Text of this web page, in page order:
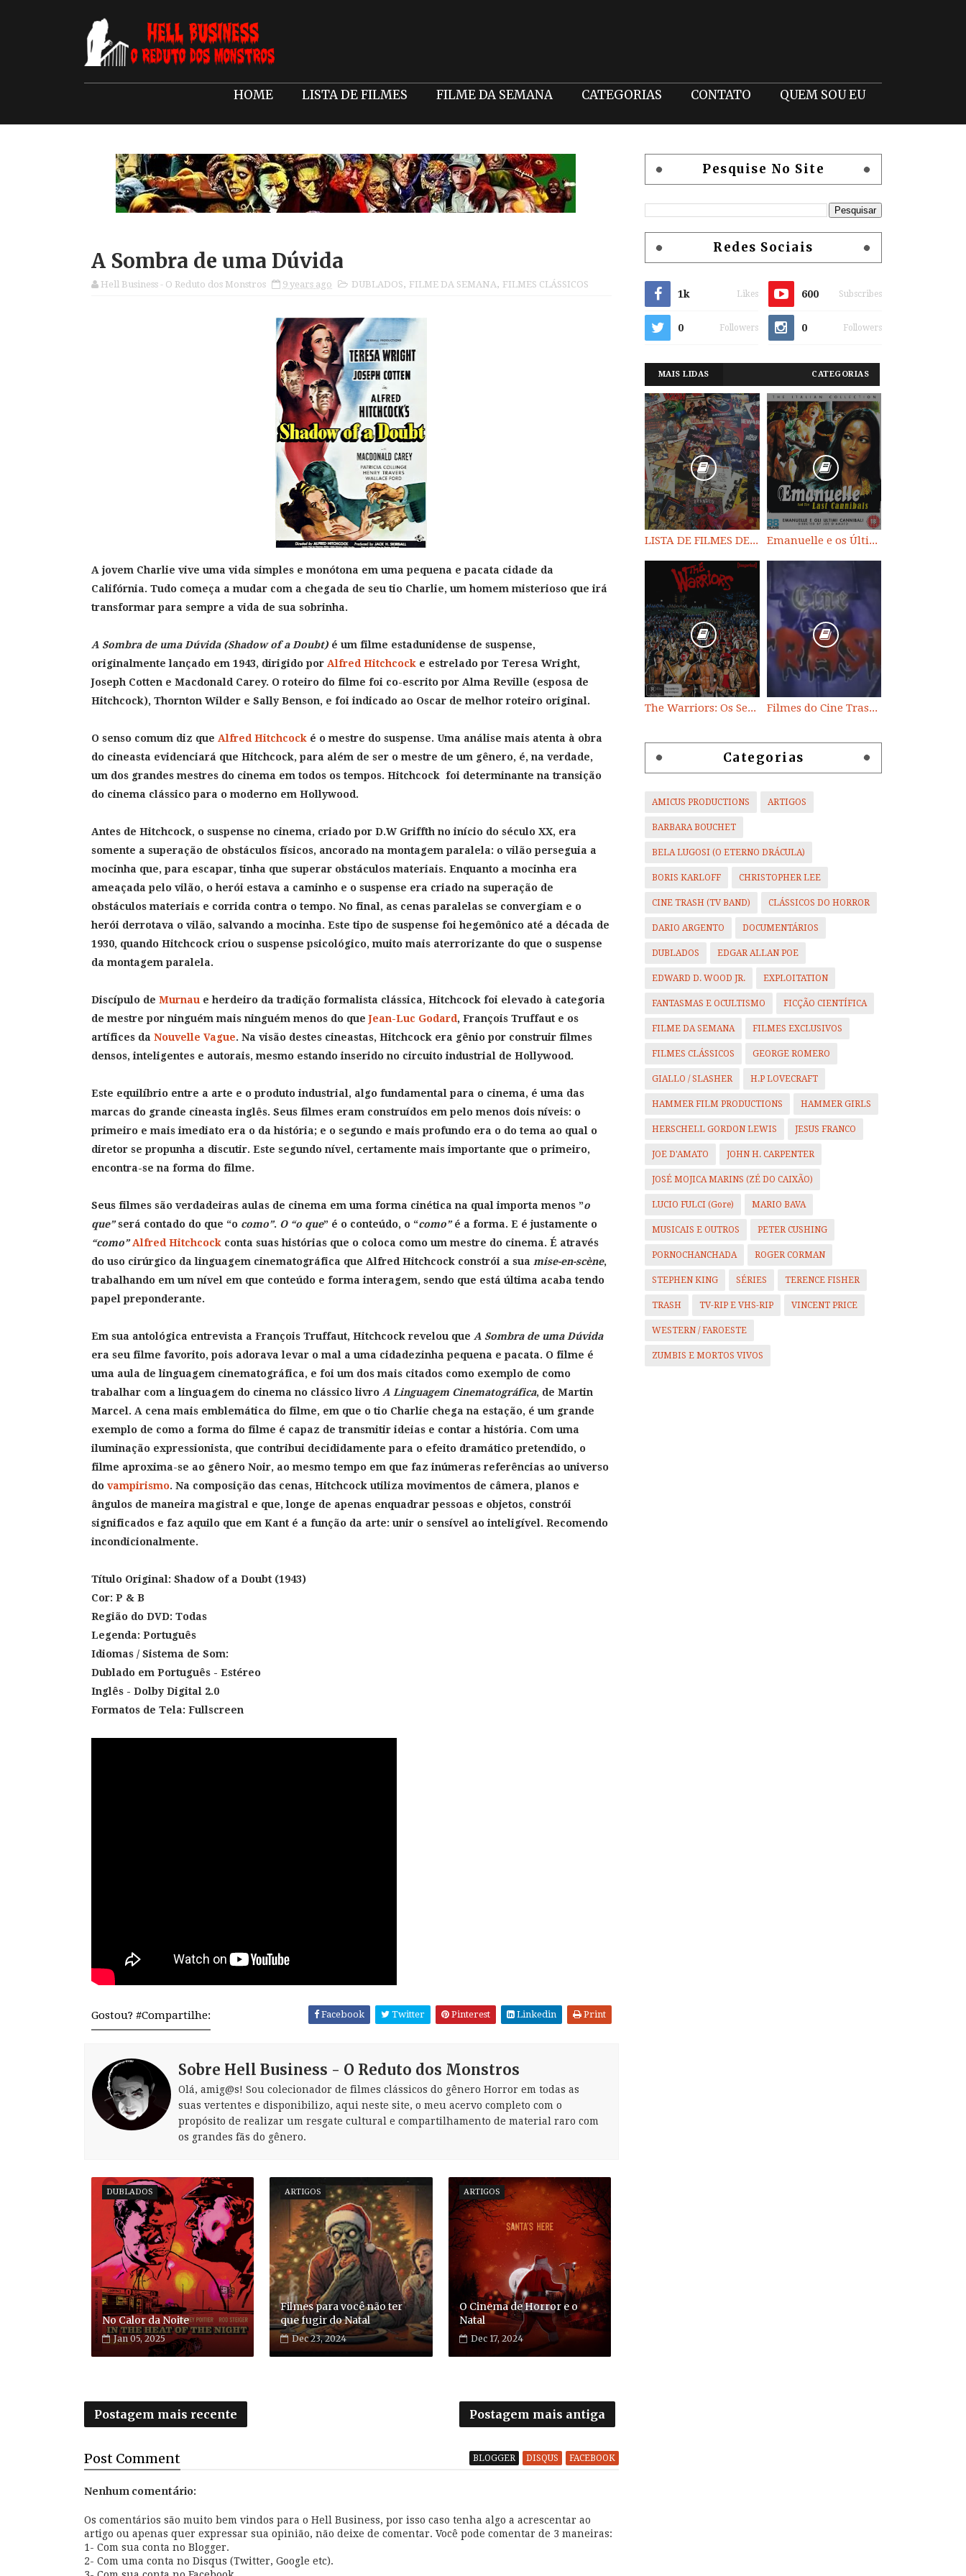
HOME LISTA DE FILMES FILME DA SEMANA CATEGORIAS CONTATO QUEM SOU EU
A Sombra de uma Dúvida
Hell Business - O Reduto dos Monstros 9 years ago DUBLADOS, FILME DA SEMANA, FILMES CLÁSSICOS
A jovem Charlie vive uma vida simples e monótona em uma pequena e pacata cidade da
Califórnia. Tudo começa a mudar com a chegada de seu tio Charlie, um homem misterioso que irá
transformar para sempre a vida de sua sobrinha.
A Sombra de uma Dúvida (Shadow of a Doubt)é um filme estadunidense de suspense,
originalmente lançado em 1943, dirigido por Alfred Hitchcock e estrelado por Teresa Wright,
Joseph Cotten e Macdonald Carey. O roteiro do filme foi co-escrito por Alma Reville (esposa de
Hitchcock), Thornton Wilder e Sally Benson, e foi indicado ao Oscar de melhor roteiro original.
O senso comum diz que Alfred Hitchcock é o mestre do suspense. Uma análise mais atenta à obra
do cineasta evidenciará que Hitchcock, para além de ser o mestre de um gênero, é, na verdade,
um dos grandes mestres do cinema em todos os tempos. Hitchcock foi determinante na transição
do cinema clássico para o moderno em Hollywood.
Antes de Hitchcock, o suspense no cinema, criado por D.W Griffth no início do século XX, era
somente a superação de obstáculos físicos, ancorado na montagem paralela: o vilão perseguia a
mocinha que, para escapar, tinha que superar obstáculos materiais. Enquanto a mocinha era
ameaçada pelo vilão, o herói estava a caminho e o suspense era criado na superação de
obstáculos materiais e corrida contra o tempo. No final, as cenas paralelas se convergiam e o
herói derrotava o vilão, salvando a mocinha. Este tipo de suspense foi hegemônico até a década de
1930, quando Hitchcock criou o suspense psicológico, muito mais aterrorizante do que o suspense
da montagem paralela.
Discípulo de Murnau e herdeiro da tradição formalista clássica, Hitchcock foi elevado à categoria
de mestre por ninguém mais ninguém menos do queJean-Luc Godard, François Truffaut e os
artífices da Nouvelle Vague. Na visão destes cineastas, Hitchcock era gênio por construir filmes
densos, inteligentes e autorais, mesmo estando inserido no circuito industrial de Hollywood.
Este equilíbrio entre a arte e o produto industrial, algo fundamental para o cinema, é uma das
marcas do grande cineasta inglês. Seus filmes eram construídos em pelo menos dois níveis: o
primeiro e mais imediato era o da história; e o segundo e mais profundo era o do tema ao qual o
diretor se propunha a discutir. Este segundo nível, certamente mais importante que o primeiro,
encontra-se na forma do filme.
Seus filmes são verdadeiras aulas de cinema em uma forma cinética na qual importa menos ”o
que”será contado do que “o como”. O “o que” é o conteúdo, o “como”é a forma. E é justamente o
“como” Alfred Hitchcock conta suas histórias que o coloca como um mestre do cinema. É através
do uso cirúrgico da linguagem cinematográfica que Alfred Hitchcock constrói a sua mise-en-scène,
trabalhando em um nível em que conteúdo e forma interagem, sendo que está última acaba tendo
papel preponderante.
Em sua antológica entrevista a François Truffaut, Hitchcock revelou que A Sombra de uma Dúvida
era seu filme favorito, pois adorava levar o mal a uma cidadezinha pequena e pacata. O filme é
uma aula de linguagem cinematográfica, e foi um dos mais citados como exemplo de como
trabalhar com a linguagem do cinema no clássico livro A Linguagem Cinematográfica, de Martin
Marcel. A cena mais emblemática do filme, em que o tio Charlie chega na estação, é um grande
exemplo de como a forma do filme é capaz de transmitir ideias e contar a história. Com uma
iluminação expressionista, que contribui decididamente para o efeito dramático pretendido, o
filme aproxima-se ao gênero Noir, ao mesmo tempo em que faz inúmeras referências ao universo
do vampirismo. Na composição das cenas, Hitchcock utiliza movimentos de câmera, planos e
ângulos de maneira magistral e que, longe de apenas enquadrar pessoas e objetos, constrói
significados e faz aquilo que em Kant é a função da arte: unir o sensível ao inteligível. Recomendo
incondicionalmente.
Título Original: Shadow of a Doubt (1943)
Cor: P & B
Região do DVD: Todas
Legenda: Português
Idiomas / Sistema de Som:
Dublado em Português - Estéreo
Inglês - Dolby Digital 2.0
Formatos de Tela: Fullscreen
Gostou? #Compartilhe: Facebook Twitter Pinterest Linkedin Print
Sobre Hell Business - O Reduto dos Monstros
Olá, amig@s! Sou colecionador de filmes clássicos do gênero Horror em todas as
suas vertentes e disponibilizo, aqui neste site, o meu acervo completo com o
propósito de realizar um resgate cultural e compartilhamento de material raro com
os grandes fãs do gênero.
DUBLADOS
No Calor da Noite
Jan 05, 2025
ARTIGOS
Filmes para você não ter
que fugir do Natal
Dec 23, 2024
ARTIGOS
O Cinema de Horror e o
Natal
Dec 17, 2024
Postagem mais recente Postagem mais antiga
Post Comment BLOGGER DISQUS FACEBOOK
Nenhum comentário:
Os comentários são muito bem vindos para o Hell Business, por isso caso tenha algo a acrescentar ao
artigo ou apenas quer expressar sua opinião, não deixe de comentar. Você pode comentar de 3 maneiras:
1- Com sua conta no Blogger.
2- Com uma conta no Disqus (Twitter, Google etc).
Pesquise No Site
Redes Sociais
1k Likes 600 Subscribes
0 Followers 0 Followers
MAIS LIDAS CATEGORIAS
LISTA DE FILMES DE HORROR/ TRASH/ SUSPENSE/ SCI-FI/ EXPLOITATION E OUTROS Emanuelle e os Últimos Canibais
The Warriors: Os Selvagens da Noite Filmes do Cine Trash (TV BAND)
Categorias
AMICUS PRODUCTIONS ARTIGOS
BARBARA BOUCHET
BELA LUGOSI (O ETERNO DRÁCULA)
BORIS KARLOFF CHRISTOPHER LEE
CINE TRASH (TV BAND) CLÁSSICOS DO HORROR
DARIO ARGENTO DOCUMENTÁRIOS
DUBLADOS EDGAR ALLAN POE
EDWARD D. WOOD JR. EXPLOITATION
FANTASMAS E OCULTISMO FICÇÃO CIENTÍFICA
FILME DA SEMANA FILMES EXCLUSIVOS
FILMES CLÁSSICOS GEORGE ROMERO
GIALLO / SLASHER H.P LOVECRAFT
HAMMER FILM PRODUCTIONS HAMMER GIRLS
HERSCHELL GORDON LEWIS JESUS FRANCO
JOE D'AMATO JOHN H. CARPENTER
JOSÉ MOJICA MARINS (ZÉ DO CAIXÃO)
LUCIO FULCI (Gore) MARIO BAVA
MUSICAIS E OUTROS PETER CUSHING
PORNOCHANCHADA ROGER CORMAN
STEPHEN KING SÉRIES TERENCE FISHER
TRASH TV-RIP E VHS-RIP VINCENT PRICE
WESTERN / FAROESTE
ZUMBIS E MORTOS VIVOS